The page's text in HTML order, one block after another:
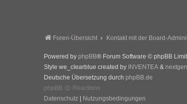
Foren-Übersicht Kontakt mit der Board-
Powered by phpBB® Forum Software © phpBB
Style we_clearblue created by INVENTEA & nextgen
Deutsche Übersetzung durch phpBB.de
phpBB
Reactions
Datenschutz
Nutzungsbedingungen